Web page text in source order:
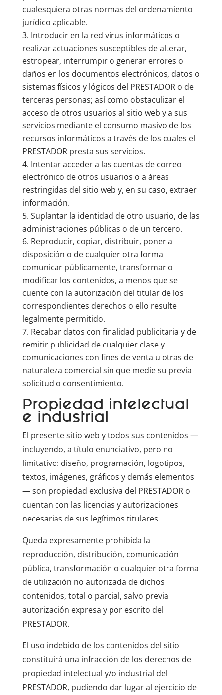
cualesquiera otras normas del ordenamiento
jurídico aplicable.
Introducir en la red virus informáticos o
realizar actuaciones susceptibles de alterar,
estropear, interrumpir o generar errores o
daños en los documentos electrónicos, datos o
sistemas físicos y lógicos del PRESTADOR o de
terceras personas; así como obstaculizar el
acceso de otros usuarios al sitio web y a sus
servicios mediante el consumo masivo de los
recursos informáticos a través de los cuales el
PRESTADOR presta sus servicios.
Intentar acceder a las cuentas de correo
electrónico de otros usuarios o a áreas
restringidas del sitio web y, en su caso, extraer
información.
Suplantar la identidad de otro usuario, de las
administraciones públicas o de un tercero.
Reproducir, copiar, distribuir, poner a
disposición o de cualquier otra forma
comunicar públicamente, transformar o
modificar los contenidos, a menos que se
cuente con la autorización del titular de los
correspondientes derechos o ello resulte
legalmente permitido.
Recabar datos con finalidad publicitaria y de
remitir publicidad de cualquier clase y
comunicaciones con fines de venta u otras de
naturaleza comercial sin que medie su previa
solicitud o consentimiento.
Propiedad intelectual
e industrial
El presente sitio web y todos sus contenidos —
incluyendo, a título enunciativo, pero no
limitativo: diseño, programación, logotipos,
textos, imágenes, gráficos y demás elementos
— son propiedad exclusiva del PRESTADOR o
cuentan con las licencias y autorizaciones
necesarias de sus legítimos titulares.
Queda expresamente prohibida la
reproducción, distribución, comunicación
pública, transformación o cualquier otra forma
de utilización no autorizada de dichos
contenidos, total o parcial, salvo previa
autorización expresa y por escrito del
PRESTADOR.
El uso indebido de los contenidos del sitio
constituirá una infracción de los derechos de
propiedad intelectual y/o industrial del
PRESTADOR, pudiendo dar lugar al ejercicio de